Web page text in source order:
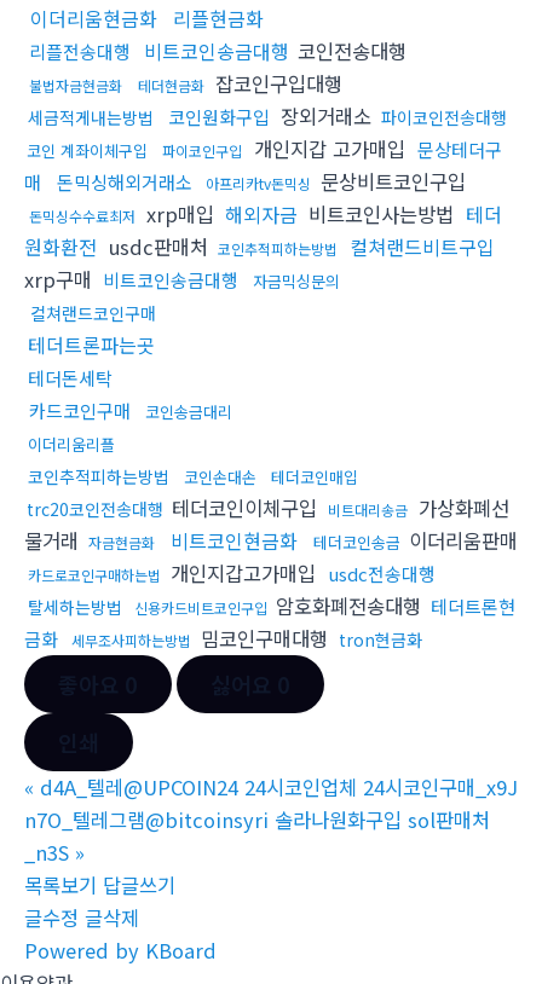
이더리움현금화 리플현금화
리플전송대행 비트코인송금대행 코인전송대행
불법자금현금화 테더현금화 잡코인구입대행
세금적게내는방법 코인원화구입 장외거래소 파이코인전송대행
코인 계좌이체구입 파이코인구입 개인지갑 고가매입 문상테더구
매
돈믹싱해외거래소 아프리카tv돈믹싱 문상비트코인구입
돈믹싱수수료최저 xrp매입 해외자금 비트코인사는방법 테더
원화환전 usdc판매처 코인추적피하는방법
컬쳐랜드비트구입
xrp구매 비트코인송금대행 자금믹싱문의
컬쳐랜드코인구매
테더트론파는곳
테더돈세탁
카드코인구매
코인송금대리
이더리움리플
코인추적피하는방법 코인손대손 테더코인매입
trc20코인전송대행 테더코인이체구입 비트대리송금 가상화폐선
물거래 자금현금화 비트코인현금화 테더코인송금 이더리움판매
카드로코인구매하는법 개인지갑고가매입 usdc전송대행
탈세하는방법 신용카드비트코인구입 암호화폐전송대행 테더트론현
금화
세무조사피하는방법 밈코인구매대행 tron현금화
« d4A_텔레@UPCOIN24 24시코인업체 24시코인구매_x9J
n7O_텔레그램@bitcoinsyri 솔라나원화구입 sol판매처
_n3S »
목록보기 답글쓰기
글수정 글삭제
Powered by KBoard